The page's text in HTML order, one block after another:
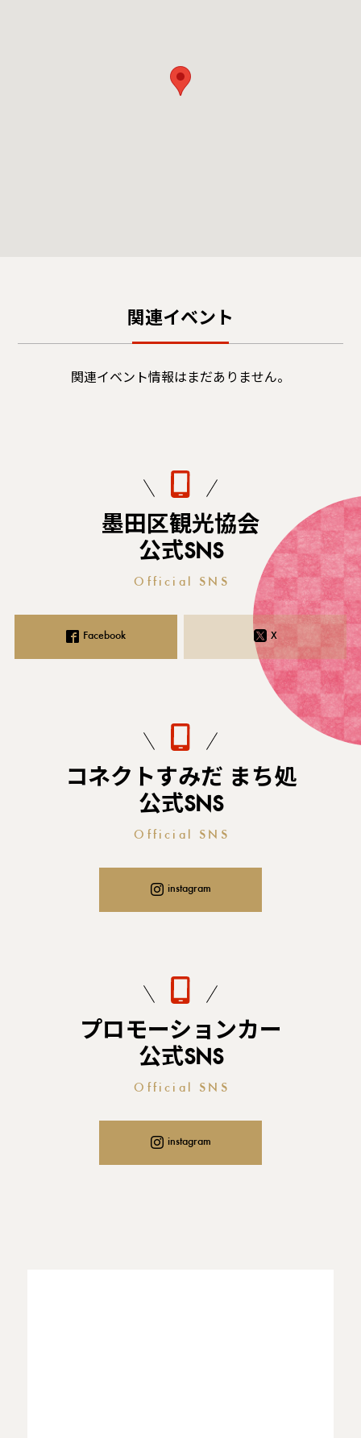
関連イベント
関連イベント情報はまだありません。
墨田区観光協会
公式SNS
Official SNS
Facebook X
コネクトすみだ まち処
公式SNS
Official SNS
instagram
プロモーションカー
公式SNS
Official SNS
instagram